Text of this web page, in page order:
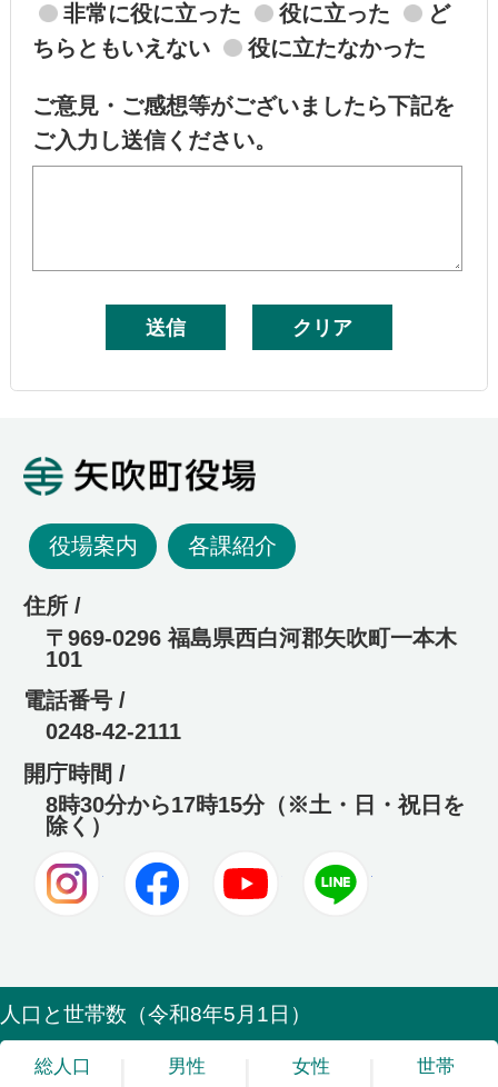
非常に役に立った
役に立った
ど
ちらともいえない
役に立たなかった
ご意見・ご感想等がございましたら下記を
ご入力し送信ください。
役場案内 各課紹介
住所 /
〒969-0296 福島県西白河郡矢吹町一本木
101
電話番号 /
0248-42-2111
開庁時間 /
8時30分から17時15分（※土・日・祝日を
除く）
Instagram Facebook Youtube